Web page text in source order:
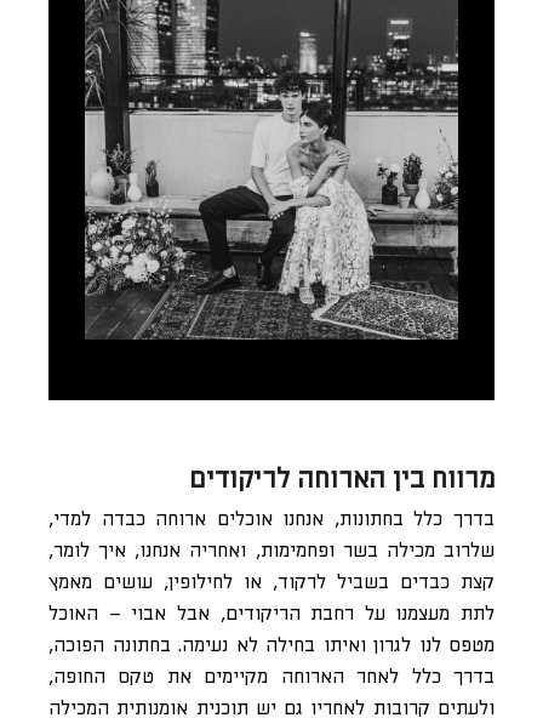
מרווח בין הארוחה לריקודים
בדרך כלל בחתונות, אנחנו אוכלים ארוחה כבדה למדי,
שלרוב מכילה בשר ופחמימות, ואחריה אנחנו, איך לומר,
קצת כבדים בשביל לרקוד, או לחילופין, עושים מאמץ
לתת מעצמנו על רחבת הריקודים, אבל אבוי – האוכל
מטפס לנו לגרון ואיתו בחילה לא נעימה. בחתונה הפוכה,
בדרך כלל לאחר הארוחה מקיימים את טקס החופה,
ולעתים קרובות לאחריו גם יש תוכנית אומנותית המכילה